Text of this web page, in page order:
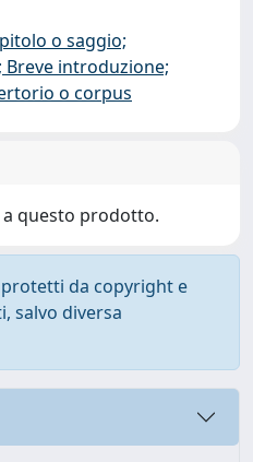
o saggio;
introduzione;
o corpus
questo prodotto.
da copyright e
salvo diversa